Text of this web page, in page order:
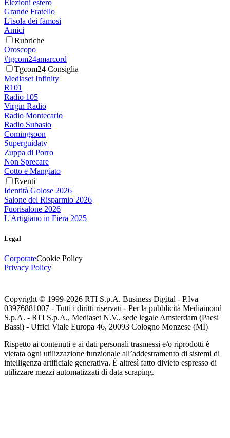
Elezioni estero
Grande Fratello
L'isola dei famosi
Amici
Rubriche
Oroscopo
#tgcom24amarcord
Tgcom24 Consiglia
Mediaset Infinity
R101
Radio 105
Virgin Radio
Radio Montecarlo
Radio Subasio
Comingsoon
Superguidatv
Zuppa di Porro
Non Sprecare
Cotto e Mangiato
Eventi
Identità Golose 2026
Salone del Risparmio 2026
Fuorisalone 2026
L'Artigiano in Fiera 2025
Legal
CorporateCookie Policy
Privacy Policy
Copyright © 1999-2026 RTI S.p.A. Business Digital - P.Iva
03976881007 - Tutti i diritti riservati - Per la pubblicità Mediamond
S.p.A. - RTI S.p.A., Mediaset N.V., sede legale Amsterdam (Paesi
Bassi) - Uffici Viale Europa 46, 20093 Cologno Monzese (MI)
Rispetto ai contenuti e ai dati personali trasmessi e/o riprodotti è
vietata ogni utilizzazione funzionale all’addestramento di sistemi di
intelligenza artificiale generativa. È altresì fatto divieto espresso di
utilizzare mezzi automatizzati di data scraping.